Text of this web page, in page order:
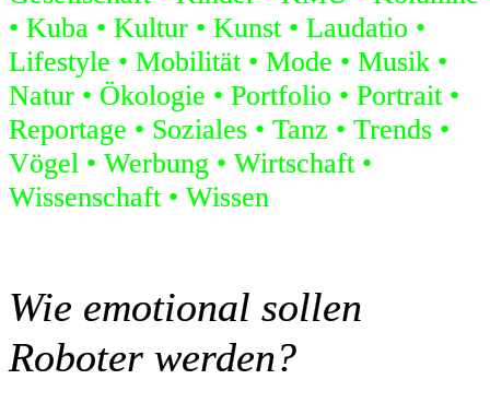
Kuba
Kultur Kunst
Laudatio
Lifestyle
Mobilität Mode
Musik
Natur
Ökologie Portfolio
Portrait
Reportage
Soziales Tanz
Trends
Vögel
Werbung
Wirtschaft
Wissenschaft
Wissen
Wie emotional sollen
Roboter werden?